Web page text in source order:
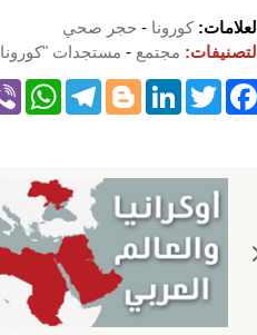
العلامات: كورونا - حجر صحي
التصنيفات: مجتمع - مستجدات
F
e
b
o
o
T
er
Li
e
dI
n
Bl
g
er
T
gr
a
m
s
A
p
p